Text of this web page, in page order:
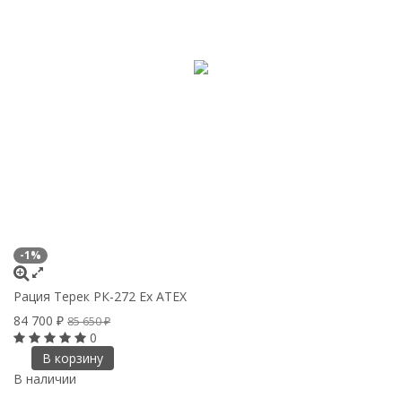
-1%
Рация Терек РК-272 Ex ATEX
84 700 ₽ 85 650₽
0
В корзину
В наличии